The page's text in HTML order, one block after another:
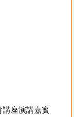
座演講嘉賓